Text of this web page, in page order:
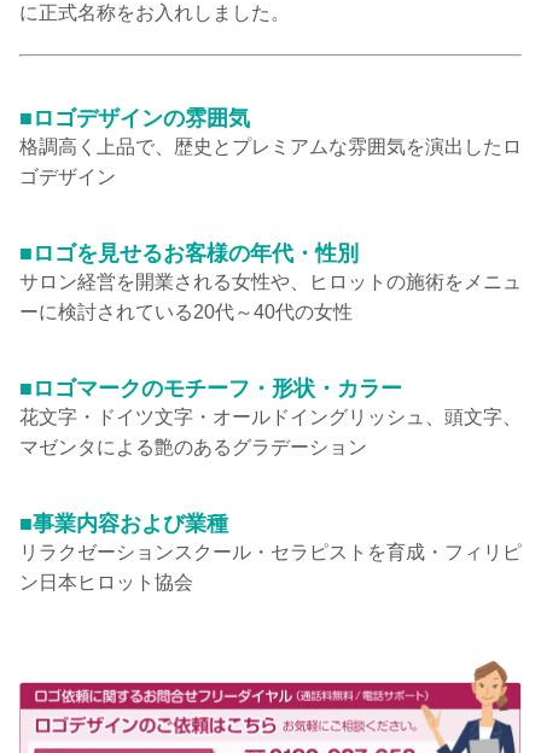
に正式名称をお入れしました。
■ロゴデザインの雰囲気
格調高く上品で、歴史とプレミアムな雰囲気を演出したロ
ゴデザイン
■ロゴを見せるお客様の年代・性別
サロン経営を開業される女性や、ヒロットの施術をメニュ
ーに検討されている20代～40代の女性
■ロゴマークのモチーフ・形状・カラー
花文字・ドイツ文字・オールドイングリッシュ、頭文字、
マゼンタによる艶のあるグラデーション
■事業内容および業種
リラクゼーションスクール・セラピストを育成・フィリピ
ン日本ヒロット協会